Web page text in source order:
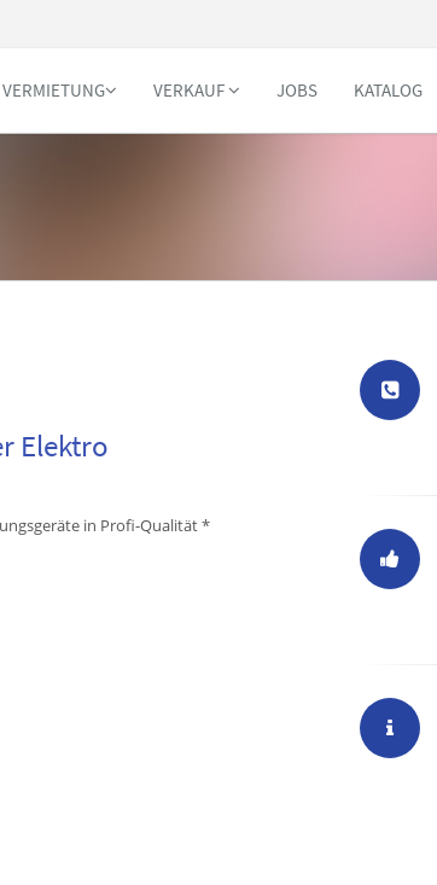
VERMIETUNG VERKAUF JOBS KATALOG
Elektro
in Profi-Qualität *